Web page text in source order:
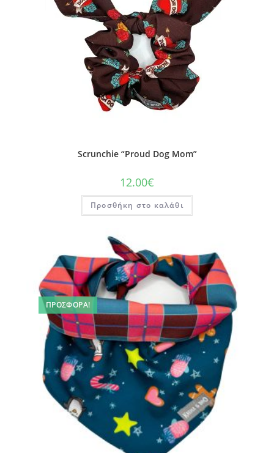
Scrunchie “Proud Dog Mom”
12.00€
Προσθήκη στο καλάθι
ΠΡΟΣΦΟΡΆ!